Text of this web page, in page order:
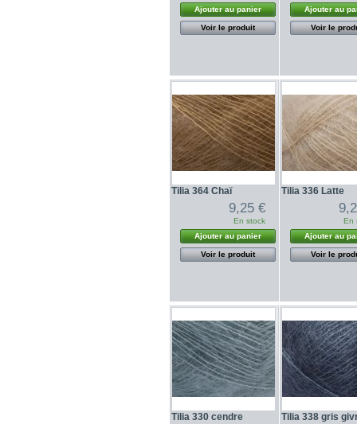
Ajouter au panier
Voir le produit
Ajouter au
Voir le
Tilia 364 Chaï
9,25 €
En stock
Ajouter au panier
Voir le produit
Tilia 336 Latte
En
Ajouter au
Voir le
Tilia 330 cendre Tilia 338 gris